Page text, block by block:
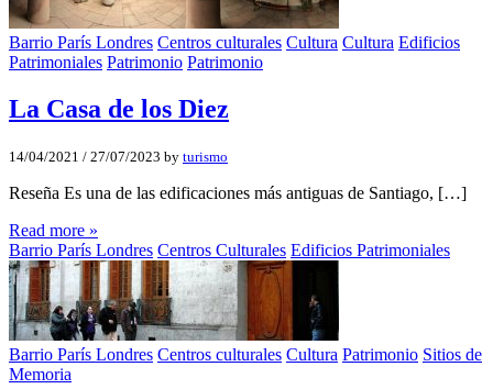
Barrio París Londres Centros culturales Cultura Cultura Edificios
Patrimoniales Patrimonio Patrimonio
La Casa de los Diez
14/04/2021 / 27/07/2023 by turismo
Reseña Es una de las edificaciones más antiguas de Santiago, […]
Read more »
Barrio París Londres Centros Culturales Edificios Patrimoniales
Barrio París Londres Centros culturales Cultura Patrimonio Sitios de
Memoria